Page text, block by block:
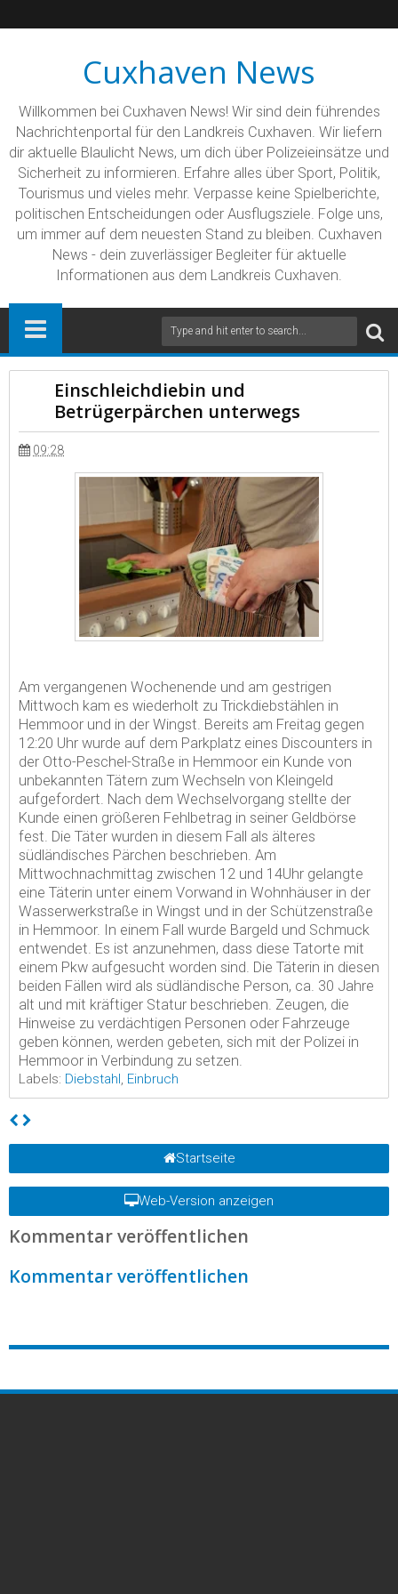
Cuxhaven News
Willkommen bei Cuxhaven News! Wir sind dein führendes
Nachrichtenportal für den Landkreis Cuxhaven. Wir liefern
dir aktuelle Blaulicht News, um dich über Polizeieinsätze und
Sicherheit zu informieren. Erfahre alles über Sport, Politik,
Tourismus und vieles mehr. Verpasse keine Spielberichte,
politischen Entscheidungen oder Ausflugsziele. Folge uns,
um immer auf dem neuesten Stand zu bleiben. Cuxhaven
News - dein zuverlässiger Begleiter für aktuelle
Informationen aus dem Landkreis Cuxhaven.
Einschleichdiebin und
Betrügerpärchen unterwegs
09:28
Am vergangenen Wochenende und am gestrigen
Mittwoch kam es wiederholt zu Trickdiebstählen in
Hemmoor und in der Wingst. Bereits am Freitag gegen
12:20 Uhr wurde auf dem Parkplatz eines Discounters in
der Otto-Peschel-Straße in Hemmoor ein Kunde von
unbekannten Tätern zum Wechseln von Kleingeld
aufgefordert. Nach dem Wechselvorgang stellte der
Kunde einen größeren Fehlbetrag in seiner Geldbörse
fest. Die Täter wurden in diesem Fall als älteres
südländisches Pärchen beschrieben. Am
Mittwochnachmittag zwischen 12 und 14Uhr gelangte
eine Täterin unter einem Vorwand in Wohnhäuser in der
Wasserwerkstraße in Wingst und in der Schützenstraße
in Hemmoor. In einem Fall wurde Bargeld und Schmuck
entwendet. Es ist anzunehmen, dass diese Tatorte mit
einem Pkw aufgesucht worden sind. Die Täterin in diesen
beiden Fällen wird als südländische Person, ca. 30 Jahre
alt und mit kräftiger Statur beschrieben. Zeugen, die
Hinweise zu verdächtigen Personen oder Fahrzeuge
geben können, werden gebeten, sich mit der Polizei in
Hemmoor in Verbindung zu setzen.
Labels: Diebstahl, Einbruch
Startseite
Web-Version anzeigen
Kommentar veröffentlichen
Kommentar veröffentlichen